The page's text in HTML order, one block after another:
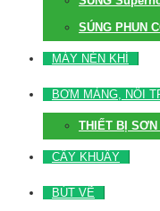
SÚNG PHUN
MÁY NÉN KHÍ
BƠM MÀNG, NỒI
THIẾT BỊ
CÂY KHUẤY
BÚT VẼ